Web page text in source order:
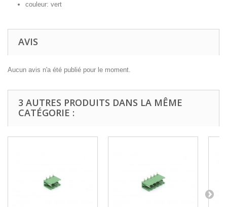
couleur: vert
AVIS
Aucun avis n'a été publié pour le moment.
3 AUTRES PRODUITS DANS LA MÊME
CATÉGORIE :